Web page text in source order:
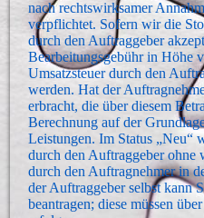
nach rechtswirksamer
verpflichtet. Sofern wir die
durch den Auftraggeber
Bearbeitungsgebühr in Höhe
Umsatzsteuer durch den
werden. Hat der
erbracht, die über diesem
Berechnung auf der
Leistungen. Im Status „Neu“
durch den Auftraggeber ohne
durch den Auftragnehmer in
der Auftraggeber selbst kann
beantragen; diese müssen